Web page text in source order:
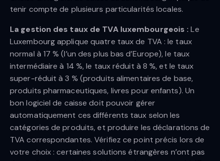
tenir compte de plusieurs particularités locales.
La gestion des taux de TVA luxembourgeois : Le
Luxembourg applique quatre taux de TVA : le taux
normal à 17 % (l’un des plus bas d’Europe), le taux
intermédiaire à 14 %, le taux réduit à 8 %, et le taux
super-réduit à 3 % (produits alimentaires de base,
produits pharmaceutiques, livres pour enfants). Un
bon logiciel de caisse doit pouvoir gérer
automatiquement ces différents taux selon les
catégories de produits, et produire les déclarations de
TVA correspondantes. Vérifiez ce point précis lors de
votre choix : certaines solutions étrangères n’ont pas